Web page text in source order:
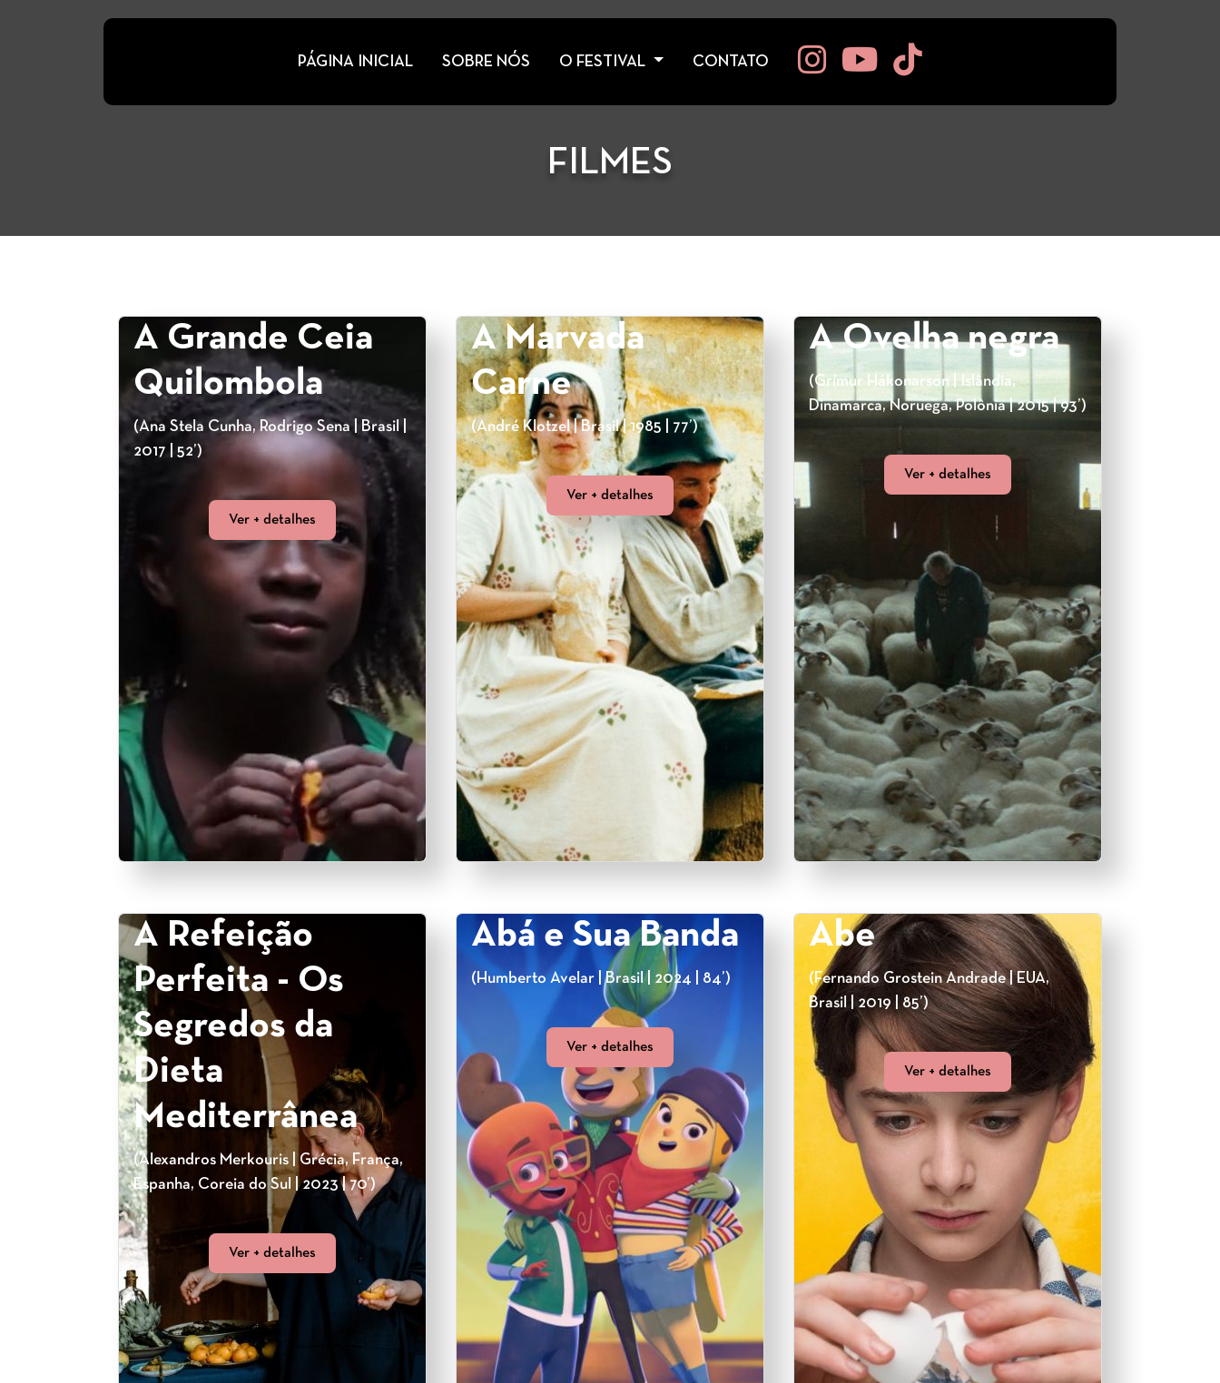
PÁGINA INICIAL SOBRE NÓS O FESTIVAL CONTATO
FILMES
A Grande Ceia
Quilombola
(Ana Stela Cunha, Rodrigo Sena | Brasil |
2017 | 52’)
Ver + detalhes
A Marvada
Carne
(André Klotzel | Brasil | 1985 | 77’)
Ver + detalhes
A Ovelha negra
(Grímur Hákonarson | Islândia,
Dinamarca, Noruega, Polônia | 2015 | 93’)
Ver + detalhes
A Refeição
Perfeita - Os
Segredos da
Dieta
Mediterrânea
(Alexandros Merkouris | Grécia, França,
Espanha, Coreia do Sul | 2023 | 70’)
Ver + detalhes
Abá e Sua Banda
(Humberto Avelar | Brasil | 2024 | 84’)
Ver + detalhes
Abe
(Fernando Grostein Andrade | EUA,
Brasil | 2019 | 85’)
Ver + detalhes